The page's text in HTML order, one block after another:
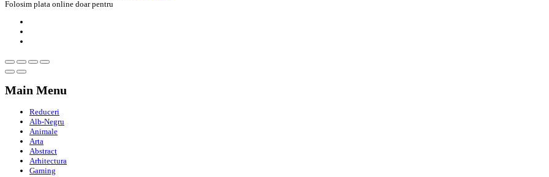
Folosim plata online doar pentru
Main Menu
Reduceri
Alb-Negru
Animale
Arta
Abstract
Arhitectura
Gaming